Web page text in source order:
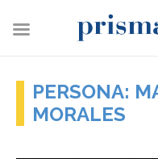
PERSONA:
MORALES